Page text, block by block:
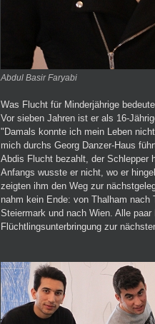
Abdul Basir Faryabi
Was Flucht für Minderjährige
Vor sieben Jahren ist er als 16-
"Damals konnte ich mein Leben
mich durchs Georg Danzer-Haus
Abdis Flucht bezahlt, der Schlepper
Anfangs wusste er nicht, wo er
zeigten ihm den Weg zur
nahm kein Ende: von Thalham nach
Steiermark und nach Wien. Alle
Flüchtlingsunterbringung zur